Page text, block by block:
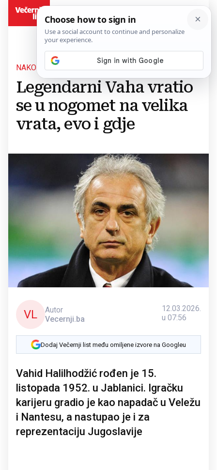
NAKON ČETIRI GODINE
Legendarni Vaha vratio
se u nogomet na velika
vrata, evo i gdje
VL
Autor
Vecernji.ba
12.03.2026.
u 07:56
Dodaj Večernji list među omiljene izvore na Googleu
Vahid Halilhodžić rođen je 15.
listopada 1952. u Jablanici. Igračku
karijeru gradio je kao napadač u Veležu
i Nantesu, a nastupao je i za
reprezentaciju Jugoslavije